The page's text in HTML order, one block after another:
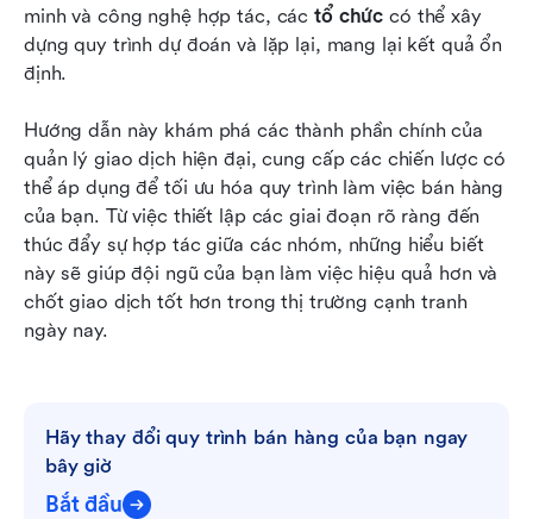
minh và công nghệ hợp tác, các tổ chức có thể xây
dựng quy trình dự đoán và lặp lại, mang lại kết quả ổn
định.
Hướng dẫn này khám phá các thành phần chính của
quản lý giao dịch hiện đại, cung cấp các chiến lược có
thể áp dụng để tối ưu hóa quy trình làm việc bán hàng
của bạn. Từ việc thiết lập các giai đoạn rõ ràng đến
thúc đẩy sự hợp tác giữa các nhóm, những hiểu biết
này sẽ giúp đội ngũ của bạn làm việc hiệu quả hơn và
chốt giao dịch tốt hơn trong thị trường cạnh tranh
ngày nay.
Hãy thay đổi quy trình bán hàng của bạn ngay
bây giờ
Bắt đầu
Đọc liên quan